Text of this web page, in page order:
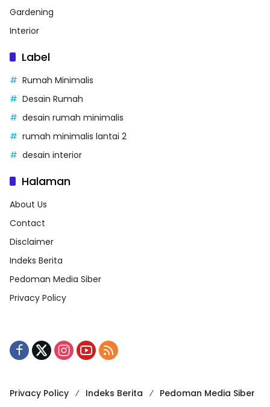
Gardening
Interior
Label
Rumah Minimalis
Desain Rumah
desain rumah minimalis
rumah minimalis lantai 2
desain interior
Halaman
About Us
Contact
Disclaimer
Indeks Berita
Pedoman Media Siber
Privacy Policy
Privacy Policy Indeks Berita Pedoman Media Siber